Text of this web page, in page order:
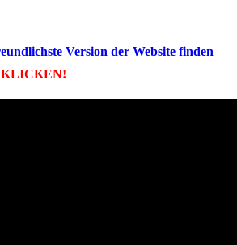
Version der Website finden
KLICKEN!